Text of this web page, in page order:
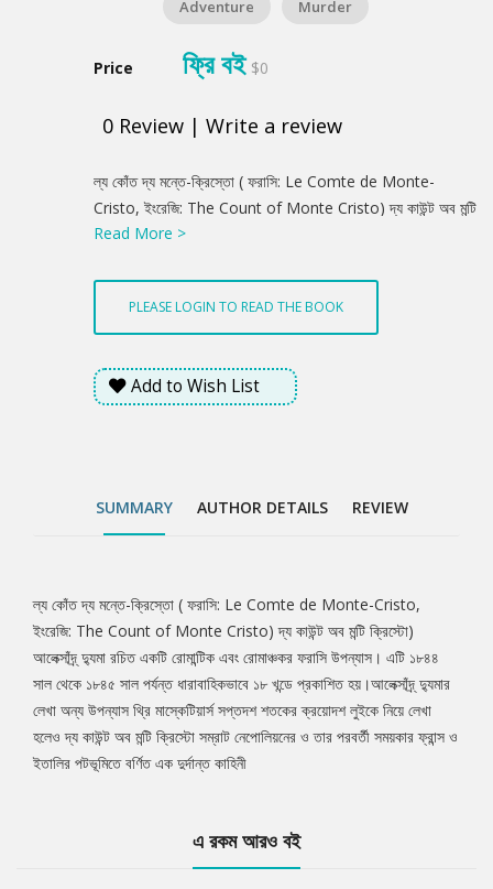
Adventure Murder
Price ফ্রি বই $0
0 Review | Write a review
Product
Summery
ল্য কোঁত দ্য মন্তে-ক্রিস্তো ( ফরাসি: Le Comte de Monte-
Cristo, ইংরেজি: The Count of Monte Cristo) দ্য কাউন্ট অব মন্টি
ক্রিস্টো) আলেক্সাঁদ্র্ দ্যুমা রচিত একটি রোমান্টিক এবং রোমাঞ্চকর ফরাসি
প্রকাশিত হয়।আলেক্সাঁদ্র্ দ্যুমার লেখা অন্য উপন্যাস থ্রি মাস্কেটিয়ার্স সপ্তদশ
শতকের ক্রয়োদশ লুইকে নিয়ে লেখা হলেও দ্য কাউন্ট অব মন্টি ক্রিস্টো সম্রাট
নেপোলিয়নের ও তার পরবর্তী সময়কার ফ্রান্স ও ইতালির পটভূমিতে বর্ণিত এক
দুর্দান্ত কাহিনী
Read More >
PLEASE LOGIN TO READ THE BOOK
Add to Wish List
SUMMARY AUTHOR DETAILS REVIEW
Tab
Article
ল্য কোঁত দ্য মন্তে-ক্রিস্তো ( ফরাসি: Le Comte de Monte-Cristo,
ইংরেজি: The Count of Monte Cristo) দ্য কাউন্ট অব মন্টি ক্রিস্টো)
আলেক্সাঁদ্র্ দ্যুমা রচিত একটি রোমান্টিক এবং রোমাঞ্চকর ফরাসি উপন্যাস। এটি ১৮৪৪
সাল থেকে ১৮৪৫ সাল পর্যন্ত ধারাবাহিকভাবে ১৮ খন্ডে প্রকাশিত হয়।আলেক্সাঁদ্র্ দ্যুমার
লেখা অন্য উপন্যাস থ্রি মাস্কেটিয়ার্স সপ্তদশ শতকের ক্রয়োদশ লুইকে নিয়ে লেখা
হলেও দ্য কাউন্ট অব মন্টি ক্রিস্টো সম্রাট নেপোলিয়নের ও তার পরবর্তী সময়কার ফ্রান্স ও
ইতালির পটভূমিতে বর্ণিত এক দুর্দান্ত কাহিনী
এ রকম আরও বই